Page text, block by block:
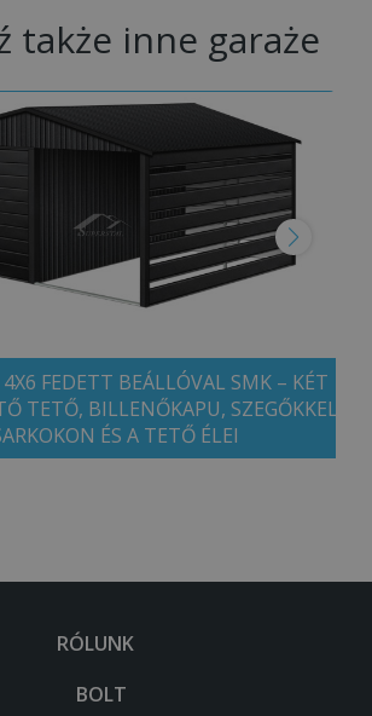
także inne garaże
4X6 FEDETT BEÁLLÓVAL SMK – KÉT
TETŐ, BILLENŐKAPU, SZEGŐKKEL
ÉS A TETŐ ÉLEI
RÓLUNK
BOLT